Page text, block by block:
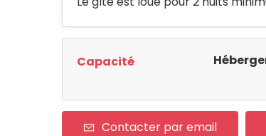
Capacité
Contacter par email